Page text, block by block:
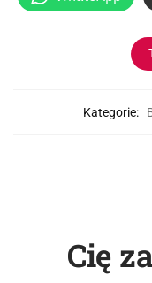
Kategorie:
Cię